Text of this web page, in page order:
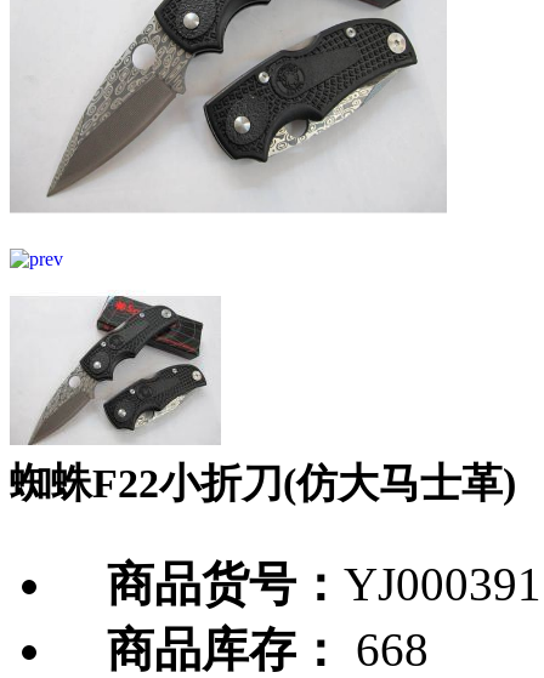
蜘蛛F22小折刀(仿大马士革)
商品货号： YJ000391
商品库存：
668